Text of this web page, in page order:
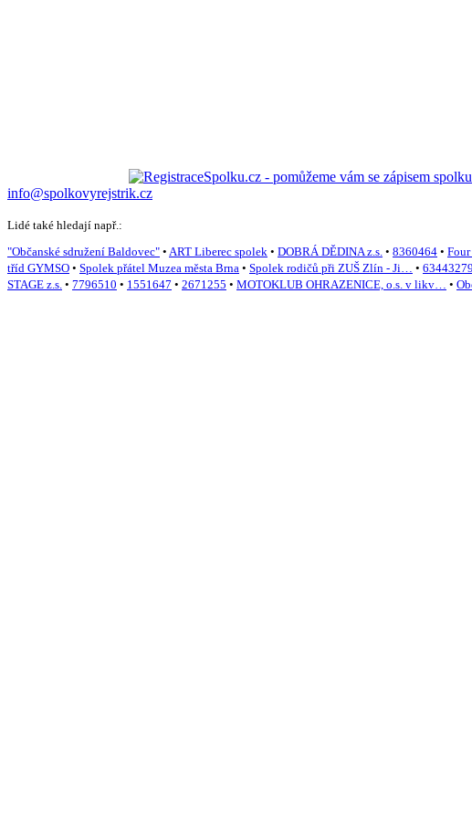
info@spolkovyrejstrik.cz
Lidé také hledají např.:
"Občanské sdružení Baldovec" • ART Liberec spolek • DOBRÁ DĚDINA z.s. • 8360464 •
tříd GYMSO • Spolek přátel Muzea města Brna • Spolek rodičů při ZUŠ Zlín - Ji… • 63443279
STAGE z.s. • 7796510 • 1551647 • 2671255 • MOTOKLUB OHRAZENICE, o.s. v likv… •